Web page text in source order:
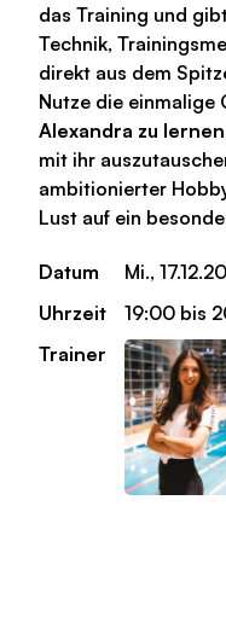
das Training und
Technik,
direkt aus dem
Nutze die einmalige
Alexandra zu lernen
mit ihr
ambitionierter
Lust auf ein
Datum
Mi.,
Uhrzeit
19:00 bis
Trainer